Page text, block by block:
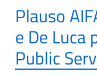
Plauso
e De Luca
Public